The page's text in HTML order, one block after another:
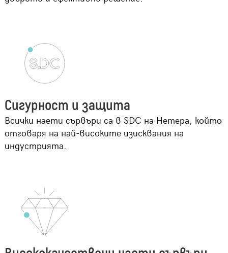
Сигурност и защита
Всички наети сървъри са в SDC на Нетера, който
отговаря на най-високите изисквания на
индустрията.